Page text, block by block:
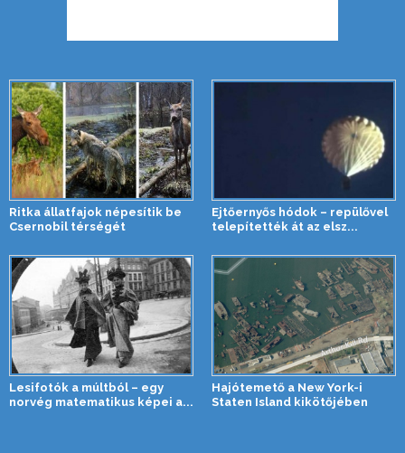
Ritka állatfajok népesítik be
Csernobil térségét
Ejtőernyős hódok – repülővel
telepítették át az elsz...
Lesifotók a múltból – egy
norvég matematikus képei a...
Hajótemető a New York-i
Staten Island kikötőjében